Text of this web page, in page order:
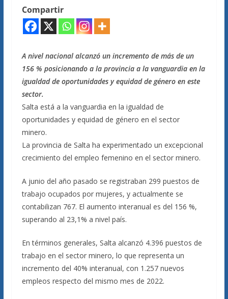
Compartir
A nivel nacional alcanzó un incremento de más de un
156 % posicionando a la provincia a la vanguardia en la
igualdad de oportunidades y equidad de género en este
sector.
Salta está a la vanguardia en la igualdad de
oportunidades y equidad de género en el sector
minero.
La provincia de Salta ha experimentado un excepcional
crecimiento del empleo femenino en el sector minero.
A junio del año pasado se registraban 299 puestos de
trabajo ocupados por mujeres, y actualmente se
contabilizan 767. El aumento interanual es del 156 %,
superando al 23,1% a nivel país.
En términos generales, Salta alcanzó 4.396 puestos de
trabajo en el sector minero, lo que representa un
incremento del 40% interanual, con 1.257 nuevos
empleos respecto del mismo mes de 2022.